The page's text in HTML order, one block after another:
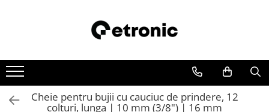
Cheie pentru bujii cu cauciuc de prindere, 12
colturi, lunga | 10 mm (3/8") | 16 mm